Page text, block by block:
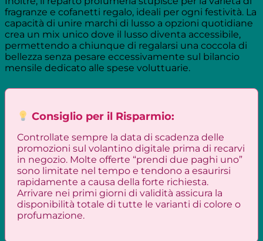
fragranze e cofanetti regalo, ideali per ogni festività. La
capacità di unire marchi di lusso a opzioni quotidiane
crea un mix unico dove il lusso diventa accessibile,
permettendo a chiunque di regalarsi una coccola di
bellezza senza pesare eccessivamente sul bilancio
mensile dedicato alle spese voluttuarie.
Consiglio per il Risparmio:
Controllate sempre la data di scadenza delle
promozioni sul volantino digitale prima di recarvi
in negozio. Molte offerte “prendi due paghi uno”
sono limitate nel tempo e tendono a esaurirsi
rapidamente a causa della forte richiesta.
Arrivare nei primi giorni di validità assicura la
disponibilità totale di tutte le varianti di colore o
profumazione.